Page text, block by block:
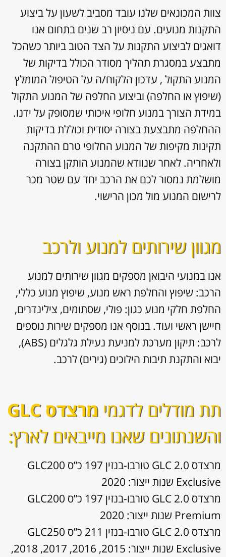
צוות המכונאים שלנו עובד מסביב לשעון על ביצוע
התקנות מנועים. עם ניסיון רב שנים בתחום אנו
דואגים לביצוע התקנות על הצד הטוב ביותר כשהכל
מתבצע במסגרת תהליך מסודר הכולל בדיקות של
המנוע התקול , עדכון הלקוח/ה על הטיפול המומלץ
(שיפוץ או החלפה) וביצוע החלפה של המנוע התקול
במידת הצורך במנוע חלופי איכותי שמסופק על ידנו.
ההחלפה מתבצעת בצורה יסודית וכוללת בדיקות
תקינות מקיפות של המנוע החלופי טרם ההתקנה
ולאחריה. לאחר שנוודא שהמנוע הותקן בצורה
מושלמת נמסור לכם את הרכב יחד עם שטר מכר
לרישום המנוע מול מכון הרישוי.
מגוון שירותים למנוע ולרכב
אנו במנועי היבואן מספקים מגוון שירותים למנוע
הרכב: שיפוץ והחלפת ראש מנוע, שיפוץ מנוע כללי,
החלפת חלקי מנוע כגון: פולי, שסתומים, צילינדרים,
חיישן ראשי ועוד. בנוסף אנו מספקים שירות נוספים
לרכב: תיקון מערכת למניעת נעילת גלגלים (ABS),
יבוא והתקנת תיבות הילוכים (גירים) לרכב.
תת מודלים לדגמי מרצדס GLC
והשנתונים שאנו מייבאים לארץ:
מרצדס GLC 2.0 טורבו-בנזין 197 כ”ס GLC200
Exclusive שנות ייצור: 2020
מרצדס GLC 2.0 טורבו-בנזין 197 כ”ס GLC200
Premium שנות ייצור: 2020
מרצדס GLC 2.0 טורבו-בנזין 211 כ”ס GLC250
Exclusive שנות ייצור: 2015, 2016, 2017, 2018,